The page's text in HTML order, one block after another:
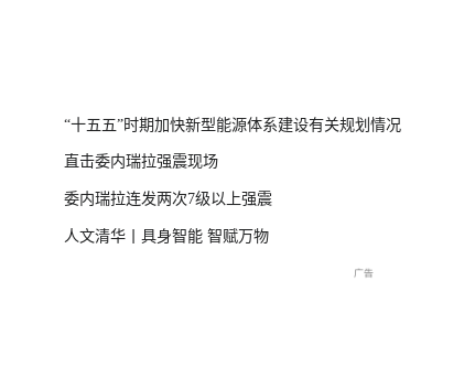
“十五五”时期加快新型能源体系建设有关规划情况
直击委内瑞拉强震现场
委内瑞拉连发两次7级以上强震
人文清华丨具身智能 智赋万物